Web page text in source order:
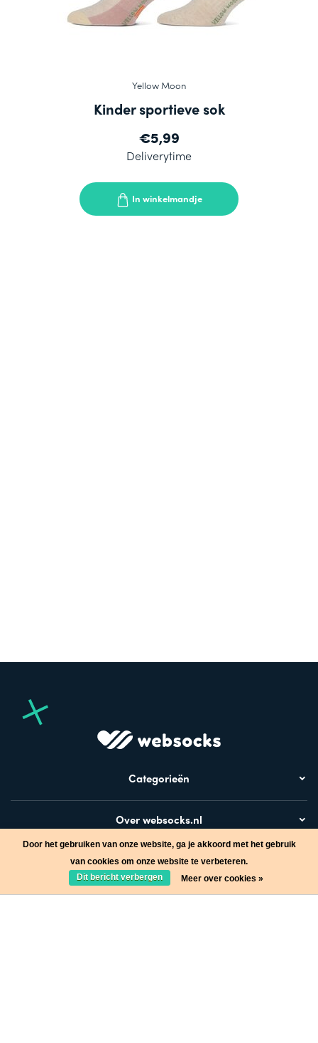
Yellow Moon
Kinder sportieve sok
€5,99
Deliverytime
In winkelmandje
Categorieën
Over websocks.nl
Bezoek ook
Door het gebruiken van onze website, ga je akkoord met het gebruik
van cookies om onze website te verbeteren.
Dit bericht verbergen
Meer over cookies »